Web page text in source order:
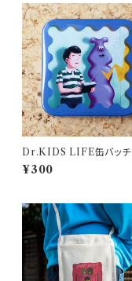
Dr.KIDS LIFE缶バッチ
¥300